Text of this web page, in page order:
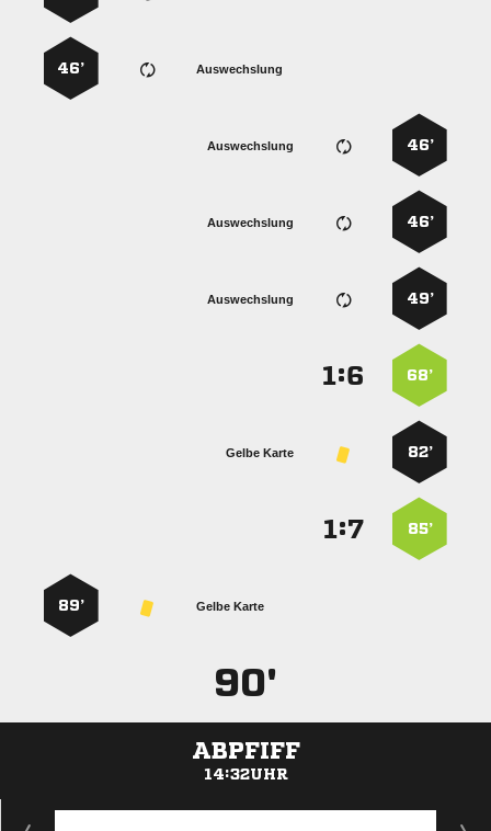
Auswechslung
46’
46’
Auswechslung
46’
Auswechslung
49’
Auswechslung
68’
:
82’
Gelbe Karte
85’
:
Gelbe Karte
89’
90'
ABPFIFF
14:32UHR
ANZEIGE